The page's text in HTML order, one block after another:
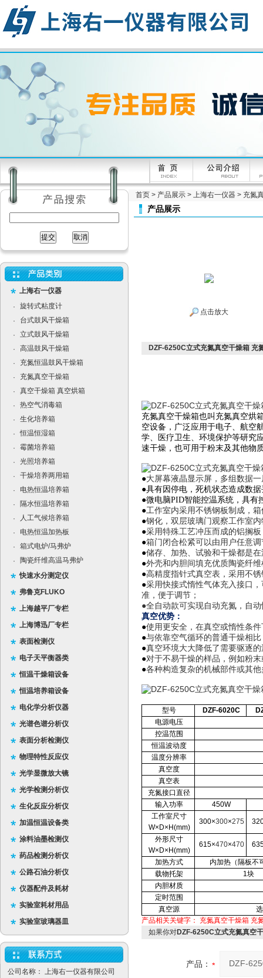
上海右一仪器
·
旋转式粘度计
·
台式鼓风干燥箱
·
立式鼓风干燥箱
·
高温鼓风干燥箱
·
充氮恒温鼓风干燥箱
·
充氮真空干燥箱
·
真空干燥箱 真空烘箱
·
热空气消毒箱
·
生化培养箱
·
恒温恒湿箱
·
霉菌培养箱
·
光照培养箱
·
干燥培养两用箱
·
电热恒温培养箱
·
隔水恒温培养箱
·
人工气候培养箱
·
电热恒温加热板
·
箱式电炉/马弗炉
·
陶瓷纤维高温马弗炉
快速水分测定仪
弗鲁克FLUKO
上海越平厂专栏
上海博迅厂专栏
表面检测仪
电子天平衡器类
恒温干燥箱设备
恒温培养箱设备
电化学分析仪器
光谱色谱分析仪
表面分析检测仪
物理特性反应仪
光学显微放大镜
光学检测分析仪
生化反应分析仪
加温恒温设备类
涂料油墨检测仪
药品检测分析仪
公路石油分析仪
仪器配件及耗材
实验室耗材用品
实验室玻璃器皿
公司名称： 上海右一仪器有限公司
首页 > 产品展示 > 上海右一仪器 > 充氮
产品展示
点击放大
DZF-6250C立式充氮真空干燥箱 充
充氮真空干燥箱也叫充氮真空烘
空设备，广泛应用于电子、航空
学、医疗卫生、环境保护等研究
速干燥，也可用于粉末及其他物
●大屏幕液晶显示屏，多组数据
●具有因停电，死机状态造成数
●微电脑PID智能控温系统， 具有
●工作室内采用不锈钢板制成，
●钢化，双层玻璃门观察工作室
●采用特殊工艺冲压而成的铝搁
●箱门闭合松紧可以由用户任意
●储存、加热、试验和干燥都是
●外壳和内胆间填充优质陶瓷纤
●高精度指针式真空表，采用不
●采用快接式惰性气体充入接口
准，便于调节；
●全自动款可实现自动充氮，自
真空优势：
●使用更安全，在真空或惰性条件
●与依靠空气循环的普通干燥相
●真空环境大大降低了需要驱逐
●对于不易干燥的样品，例如粉
●各种构造复杂的机械部件或其
型号 DZF-6020C
电源电压
控温范围
恒温波动度
温度分辨率
真空度
真空表
充氮接口直径
输入功率
450W
工作室尺寸
W×D×H(mm)
300×300×275
外形尺寸
W×D×H(mm)
615×470×470
加热方式
内加热（隔板不
载物托架
1块
内胆材质
定时范围
真空源
产品相关关键字：
充氮真空干燥箱 充
如果你对DZF-6250C立式充氮真空
产品：